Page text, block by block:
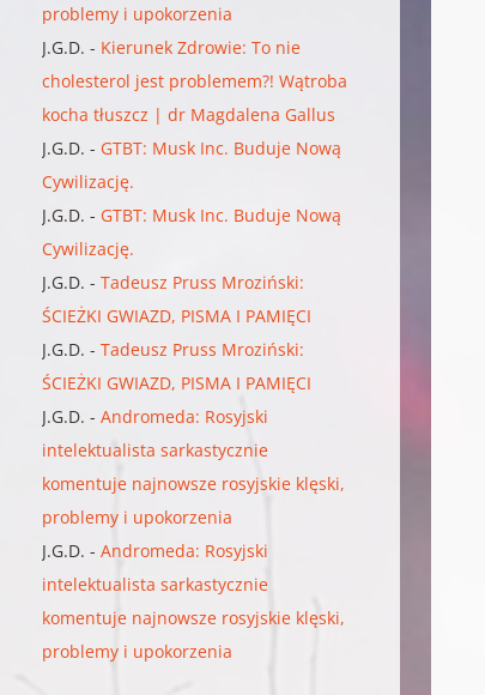
problemy i upokorzenia
J.G.D. - Kierunek Zdrowie: To nie
cholesterol jest problemem?! Wątroba
kocha tłuszcz | dr Magdalena Gallus
J.G.D. - GTBT: Musk Inc. Buduje Nową
Cywilizację.
J.G.D. - GTBT: Musk Inc. Buduje Nową
Cywilizację.
J.G.D. -Tadeusz Pruss Mroziński:
ŚCIEŻKI GWIAZD, PISMA I PAMIĘCI
J.G.D. -Tadeusz Pruss Mroziński:
ŚCIEŻKI GWIAZD, PISMA I PAMIĘCI
J.G.D. -Andromeda: Rosyjski
intelektualista sarkastycznie
komentuje najnowsze rosyjskie klęski,
problemy i upokorzenia
J.G.D. -Andromeda: Rosyjski
intelektualista sarkastycznie
komentuje najnowsze rosyjskie klęski,
problemy i upokorzenia